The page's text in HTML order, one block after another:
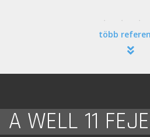
több
A WELL 11